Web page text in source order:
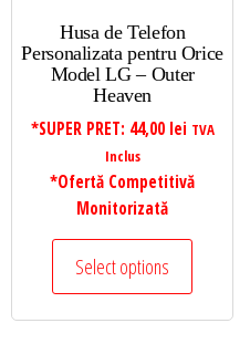
Husa de Telefon
Personalizata pentru Orice
Model LG – Outer
Heaven
*SUPER PRET: 44,00 lei TVA
Inclus
*Ofertă Competitivă
Monitorizată
Select options